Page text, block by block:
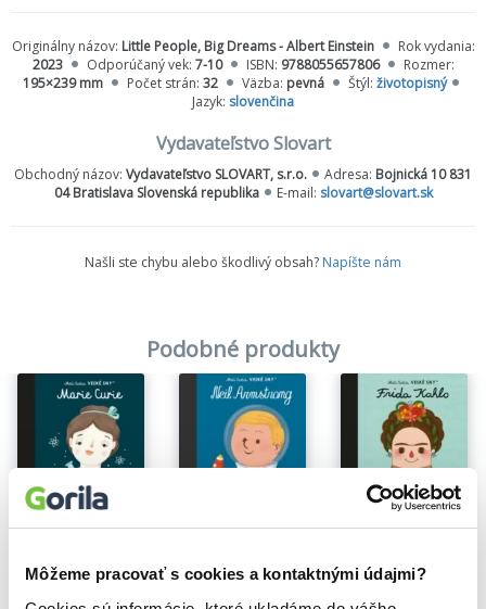
Môžeme pracovať s cookies a kontaktnými údajmi?
života.
Originálny názov: Little People, Big Dreams - Albert Einstein
Rok vydania:
2023
Odporúčaný vek: 7-10 ISBN: 9788055657806
Rozmer:
195×239 mm
Počet strán: 32 Väzba: pevná Štýl: životopisný
Jazyk: slovenčina
Vydavateľstvo Slovart
Obchodný názov: Vydavateľstvo SLOVART, s.r.o. Adresa: Bojnická 10 831
04 Bratislava Slovenská republika
E-mail: slovart@slovart.sk
Našli ste chybu alebo škodlivý obsah? Napíšte nám
Podobné produkty
Na sklade
Maria Isabel Sánchez Vegara
6,10€
Na sklade
Maria Isabel Sánchez Vegara
Na sklade
5,50€